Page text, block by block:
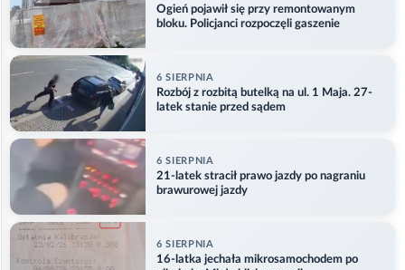
Ogień pojawił się przy remontowanym
bloku. Policjanci rozpoczęli gaszenie
6 SIERPNIA
Rozbój z rozbitą butelką na ul. 1 Maja. 27-
latek stanie przed sądem
6 SIERPNIA
21-latek stracił prawo jazdy po nagraniu
brawurowej jazdy
6 SIERPNIA
16-latka jechała mikrosamochodem po